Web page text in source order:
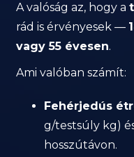
A valóság az, hogy a
rád is érvényesek —
vagy 55 évesen.
Ami valóban számít:
Fehérjedús
g/testsúly kg)
hosszútávon.